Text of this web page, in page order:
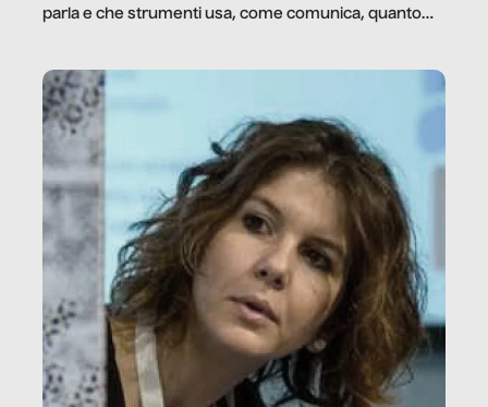
parla e che strumenti usa, come comunica, quanto